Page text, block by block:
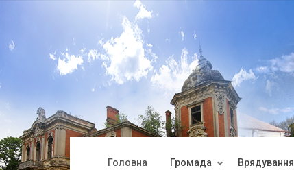
Головна Громада Врядування